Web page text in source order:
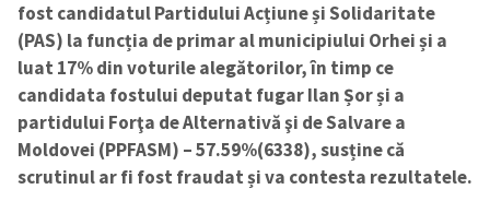
fost candidatul Partidului Acțiune și Solidaritate
(PAS) la funcția de primar al municipiului Orhei și a
luat 17% din voturile alegătorilor, în timp ce
candidata fostului deputat fugar Ilan Șor și a
partidului Forţa de Alternativă şi de Salvare a
Moldovei (PPFASM) – 57.59%(6338), susține că
scrutinul ar fi fost fraudat și va contesta rezultatele.